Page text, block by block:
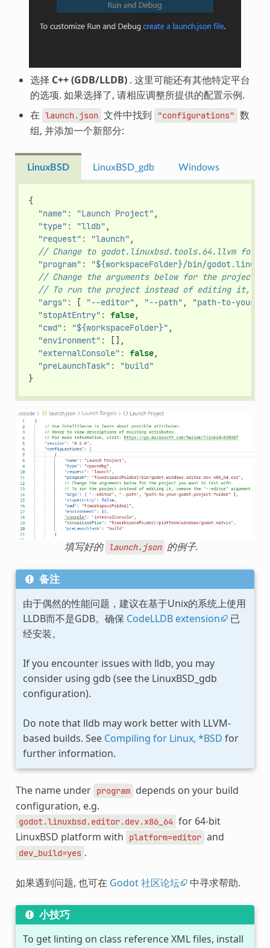
选择 C++ (GDB/LLDB). 这里可能还有其他特定平台
的选项. 如果选择了, 请相应调整所提供的配置示例.
在 launch.json 文件中找到 "configurations" 数
组, 并添加一个新部分:
LinuxBSD LinuxBSD_gdb Windows
{
"name" : "Launch Project" ,
"type" : "lldb" ,
"request" : "launch" ,
// Change to godot.linuxbsd.tools.64.llvm for
"program" :
"${workspaceFolder}/bin/
// Change the arguments below for the project
// To run the project instead of editing it,
"args" : [ "--editor" , "--path" ,
"path-to-your-
"stopAtEntry" : false,
"cwd" : "${workspaceFolder}" ,
"environment" :
[],
"externalConsole" : false,
"preLaunchTask" :
"build"
}
填写好的 launch.json 的例子.
备注
由于偶然的性能问题，建议在基于Unix的系统上使用
LLDB而不是GDB。确保 CodeLLDB extension
已
经安装。
If you encounter issues with lldb, you may
consider using gdb (see the LinuxBSD_gdb
configuration).
Do note that lldb may work better with LLVM-
based builds. See Compiling for Linux, *BSD for
further information.
The name under program depends on your build
configuration, e.g.
godot.linuxbsd.editor.dev.x86_64 for 64-bit
LinuxBSD platform with
platform=editor and
dev_build=yes .
如果遇到问题, 也可在 Godot 社区论坛 中寻求帮助.
小技巧
To get linting on class reference XML files, install